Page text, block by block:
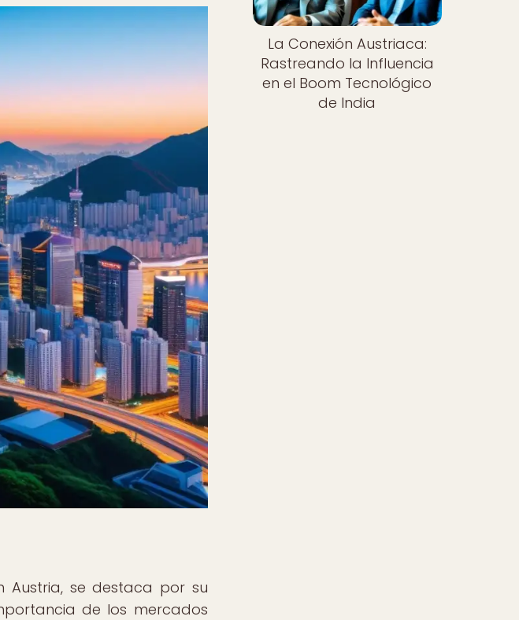
Austria, se destaca por su
de los mercados
La Conexión Austriaca:
Rastreando la Influencia
en el Boom Tecnológico
de India